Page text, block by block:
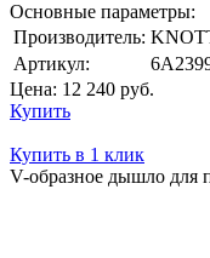
Основные параметры:
Производитель:
Артикул:
Цена: 12 240 руб.
Купить
Купить в 1 клик
V-образное дышло для